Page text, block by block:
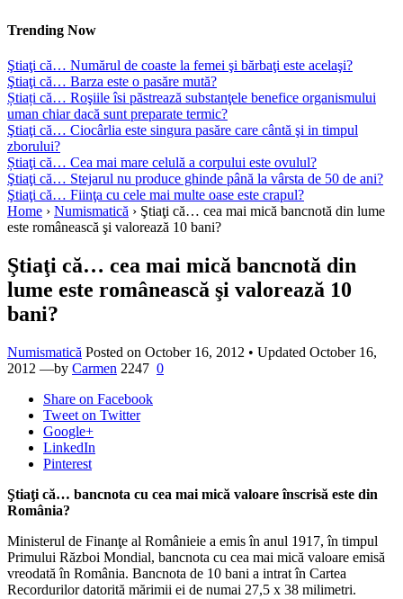
Trending Now
Ştiaţi că… Numărul de coaste la femei şi bărbaţi este acelaşi?
Ştiaţi că… Barza este o pasăre mută?
Știați că… Roşiile îsi păstrează substanţele benefice organismului
uman chiar dacă sunt preparate termic?
Ştiaţi că… Ciocârlia este singura pasăre care cântă şi in timpul
zborului?
Știaţi că… Cea mai mare celulă a corpului este ovulul?
Ştiaţi că… Stejarul nu produce ghinde până la vârsta de 50 de ani?
Ştiaţi că… Fiinţa cu cele mai multe oase este crapul?
Home › Numismatică › Ştiaţi că… cea mai mică bancnotă din lume
este românească şi valorează 10 bani?
Ştiaţi că… cea mai mică bancnotă din
lume este românească şi valorează 10
bani?
Numismatică Posted on October 16, 2012 • Updated October 16,
2012 —by Carmen 2247 0
Share on Facebook
Tweet on Twitter
Google+
LinkedIn
Pinterest
Ştiaţi că… bancnota cu cea mai mică valoare înscrisă este din
România?
Ministerul de Finanţe al Românieie a emis în anul 1917, în timpul
Primului Război Mondial, bancnota cu cea mai mică valoare emisă
vreodată în România. Bancnota de 10 bani a intrat în Cartea
Recordurilor datorită mărimii ei de numai 27,5 x 38 milimetri.